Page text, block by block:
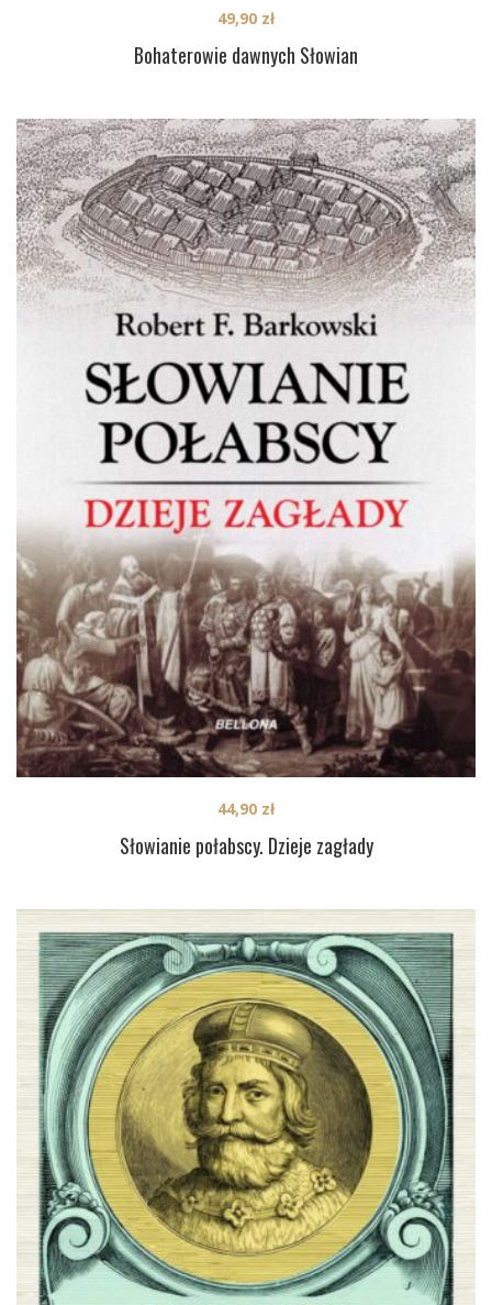
Bohaterowie dawnych Słowian
49,90 zł
Słowianie połabscy. Dzieje zagłady
44,90 zł